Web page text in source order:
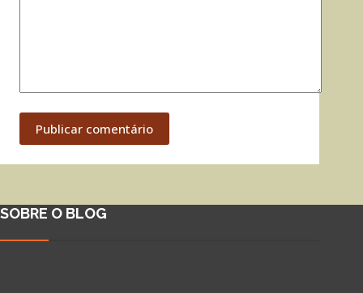
Publicar comentário
SOBRE O BLOG